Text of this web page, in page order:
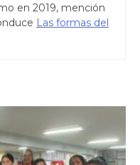
en 2019, mención
Las formas del